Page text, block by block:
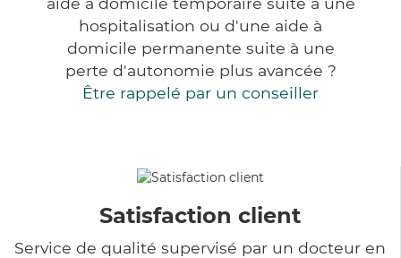
hospitalisation ou d'une aide à
domicile permanente suite à une
perte d'autonomie plus avancée ?
Être rappelé par un conseiller
Satisfaction client
Service de qualité supervisé par un docteur en